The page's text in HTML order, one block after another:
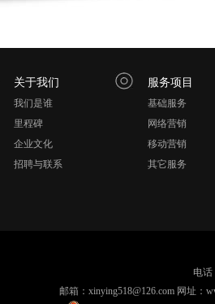
关于我们
我们是谁
里程碑
企业文化
招聘与联系
服务项目
基础服务
网络营销
移动营销
其它服务
电话
邮箱：xinying518@126.com 网址：